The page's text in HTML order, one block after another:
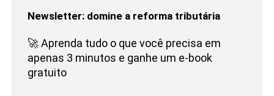
Newsletter: domine a reforma tributária
🚀 Aprenda tudo o que você precisa em
apenas 3 minutos e ganhe um e-book
gratuito